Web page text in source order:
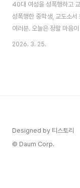
40대 여성을 성폭행하고
성폭행한 중학생, 교도소
여러분. 오늘은 정말 마음
려 해요. 바로 15살 중학생
잔인한 성학대와 가혹행위
2026. 3. 25.
Designed by 티스토리
© Daum Corp.